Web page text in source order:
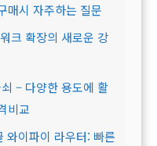
매시 자주하는 질문
크 확장의 새로운 강
– 다양한 용도에 활
비교
와이파이 라우터: 빠른